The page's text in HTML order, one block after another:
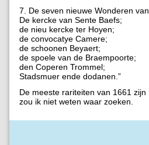
7. De seven nieuwe Wonderen
De kercke van Sente Baefs;
de nieu kercke ter Hoyen;
de convocatye Camere;
de schoonen Beyaert;
de spoele van de Braempoorte;
den Coperen Trommel;
Stadsmuer ende dodanen.”
De meeste rariteiten van 1661
zou ik niet weten waar zoeken.